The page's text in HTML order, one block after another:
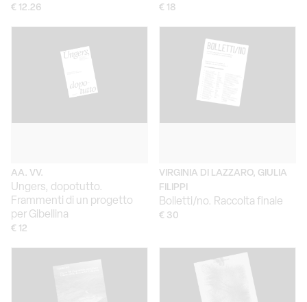
€ 12.26 € 18
AA. VV.
Ungers, dopotutto.
Frammenti di un progetto
per Gibellina
€ 12
VIRGINIA DI LAZZARO, GIULIA
FILIPPI
Bolletti/no. Raccolta finale
€ 30